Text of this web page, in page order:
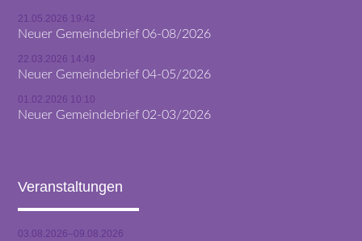
21.05.2026 19:42
Neuer Gemeindebrief 06-08/2026
22.03.2026 14:49
Neuer Gemeindebrief 04-05/2026
01.02.2026 10:10
Neuer Gemeindebrief 02-03/2026
Veranstaltungen
03.08.2026–09.08.2026